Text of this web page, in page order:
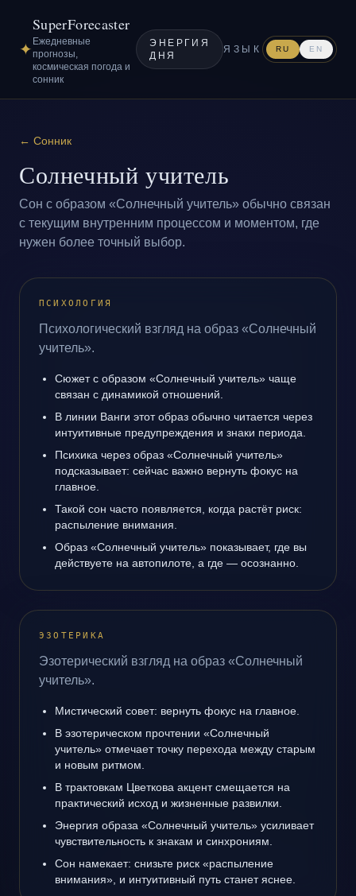
✦
SuperForecaster
Ежедневные
прогнозы,
космическая погода и
сонник
ЭНЕРГИЯ
ДНЯ
ЯЗЫК RU EN
← Сонник
Солнечный учитель
Сон с образом «Солнечный учитель» обычно связан
с текущим внутренним процессом и моментом, где
нужен более точный выбор.
ПСИХОЛОГИЯ
Психологический взгляд на образ «Солнечный
учитель».
Сюжет с образом «Солнечный учитель» чаще
связан с динамикой отношений.
В линии Ванги этот образ обычно читается через
интуитивные предупреждения и знаки периода.
Психика через образ «Солнечный учитель»
подсказывает: сейчас важно вернуть фокус на
главное.
Такой сон часто появляется, когда растёт риск:
распыление внимания.
Образ «Солнечный учитель» показывает, где вы
действуете на автопилоте, а где — осознанно.
ЭЗОТЕРИКА
Эзотерический взгляд на образ «Солнечный
учитель».
Мистический совет: вернуть фокус на главное.
В эзотерическом прочтении «Солнечный
учитель» отмечает точку перехода между старым
и новым ритмом.
В трактовкам Цветкова акцент смещается на
практический исход и жизненные развилки.
Энергия образа «Солнечный учитель» усиливает
чувствительность к знакам и синхрониям.
Сон намекает: снизьте риск «распыление
внимания», и интуитивный путь станет яснее.